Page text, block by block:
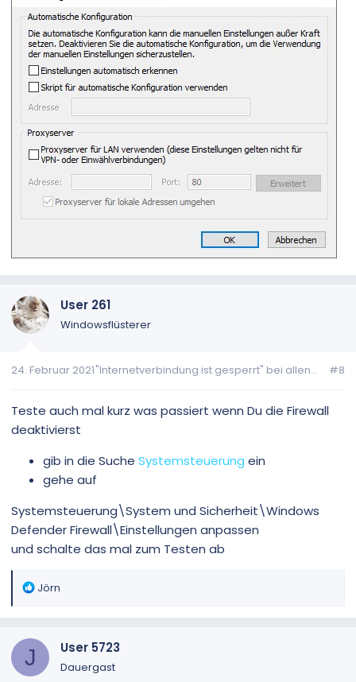
User 261
Windowsflüsterer
24. Februar 2021"Internetverbindung ist gesperrt" bei allen... #8
Teste auch mal kurz was passiert wenn Du die Firewall
deaktivierst
gib in die Suche Systemsteuerung ein
gehe auf
Systemsteuerung\System und Sicherheit\Windows
Defender Firewall\Einstellungen anpassen
und schalte das mal zum Testen ab
R
Jörn
J User 5723
Dauergast